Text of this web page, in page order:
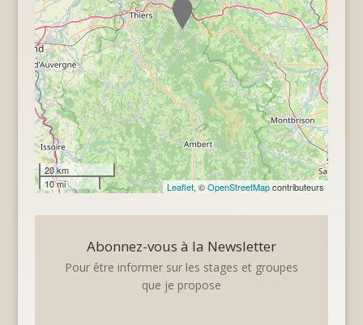
20 km
10 mi
Leaflet, ©OpenStreetMapcontributeurs
Abonnez-vous à la Newsletter
Pour être informer sur les stages et groupes
que je propose